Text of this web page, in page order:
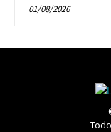
01/08/2026